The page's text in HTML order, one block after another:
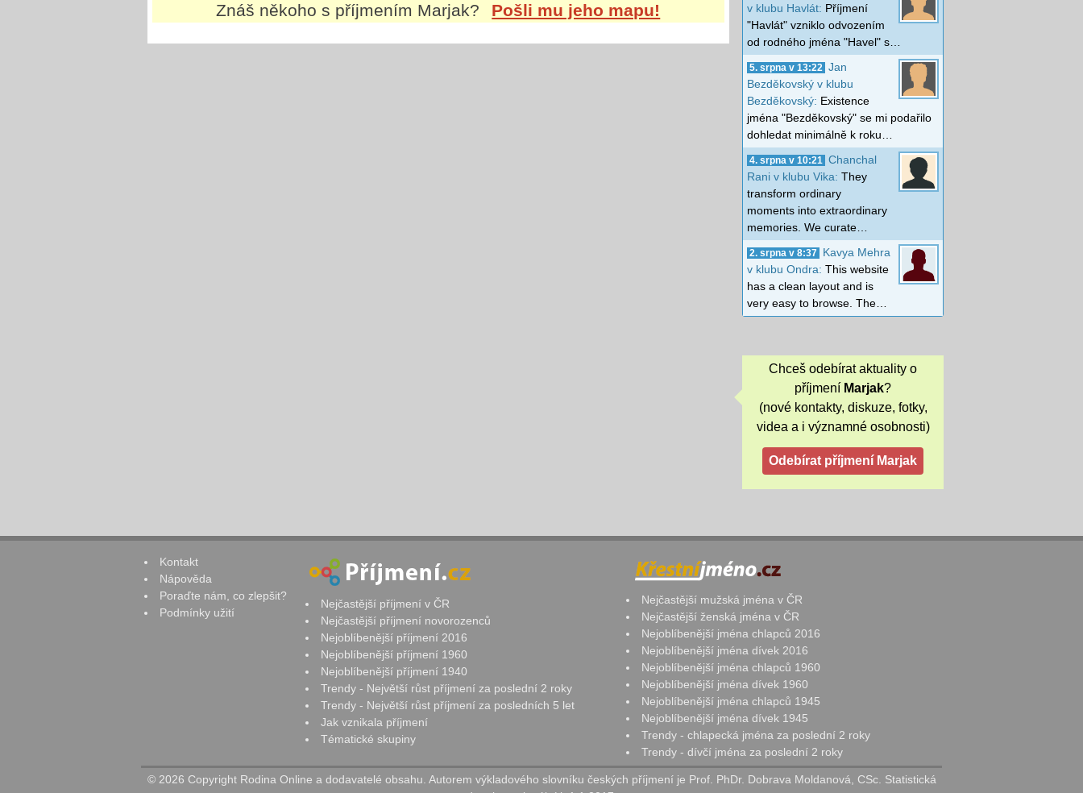
Znáš někoho s příjmením Marjak? Pošli mu jeho mapu!
v klubu Havlát: Příjmení
"Havlát" vzniklo odvozením
od rodného jména "Havel" s…
5. srpna v 13:22
Jan
Bezděkovský v klubu
Bezděkovský: Existence
jména "Bezděkovský" se mi podařilo
dohledat minimálně k roku…
4. srpna v 10:21
Chanchal
Rani v klubu Vika: They
transform ordinary
moments into extraordinary
memories. We curate…
2. srpna v 8:37
Kavya Mehra
v klubu Ondra: This website
has a clean layout and is
very easy to browse. The…
Chceš odebírat aktuality o
příjmení Marjak?
(nové kontakty, diskuze, fotky,
videa a i významné osobnosti)
Kontakt
Nápověda
Poraďte nám, co zlepšit?
Podmínky užití
Nejčastější příjmení v ČR
Nejčastější příjmení novorozenců
Nejoblíbenější příjmení 2016
Nejoblíbenější příjmení 1960
Nejoblíbenější příjmení 1940
Trendy - Největší růst příjmení za poslední 2 roky
Trendy - Největší růst příjmení za posledních 5 let
Jak vznikala příjmení
Tématické skupiny
Nejčastější mužská jména v ČR
Nejčastější ženská jména v ČR
Nejoblíbenější jména chlapců 2016
Nejoblíbenější jména dívek 2016
Nejoblíbenější jména chlapců 1960
Nejoblíbenější jména dívek 1960
Nejoblíbenější jména chlapců 1945
Nejoblíbenější jména dívek 1945
Trendy - chlapecká jména za poslední 2 roky
Trendy - dívčí jména za poslední 2 roky
© 2026 Copyright Rodina Online a dodavatelé obsahu. Autorem výkladového slovníku českých příjmení je Prof. PhDr. Dobrava Moldanová, CSc. Statistická